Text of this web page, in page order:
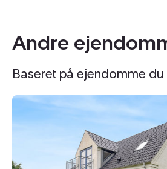
Andre
Baseret på ejendomme du
Landejendom:
7830